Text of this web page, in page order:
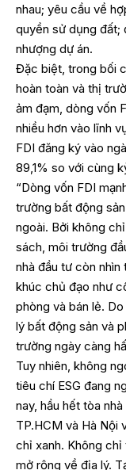
nhau; yêu cầu về
quyền sử dụng đất;
nhượng dự án.
Đặc biệt, trong bối
hoàn toàn và thị
ảm đạm, dòng vốn
nhiều hơn vào lĩnh
FDI đăng ký vào
89,1% so với cùng
“Dòng vốn FDI
trường bất động
ngoài. Bởi không
sách, môi trường
nhà đầu tư còn
khúc chủ đạo như
phòng và bán lẻ.
lý bất động sản và
trường ngày càng
Tuy nhiên, không
tiêu chí ESG đang
nay, hầu hết tòa
TP.HCM và Hà Nội
chỉ xanh. Không
mở rộng về địa lý.